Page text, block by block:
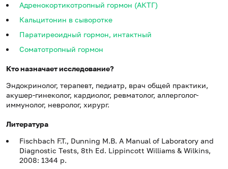
Адренокортикотропный гормон (АКТГ)
Кальцитонин в сыворотке
Паратиреоидный гормон, интактный
Соматотропный гормон
Кто назначает исследование?
Эндокринолог, терапевт, педиатр, врач общей практики,
акушер-гинеколог, кардиолог, ревматолог, аллерголог-
иммунолог, невролог, хирург.
Литература
Fischbach F.T., Dunning M.B. A Manual of Laboratory and
Diagnostic Tests, 8th Ed. Lippincott Williams & Wilkins,
2008: 1344 p.